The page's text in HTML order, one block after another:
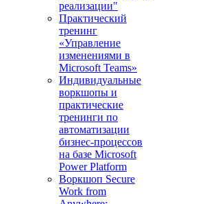
реализации"
Практический
тренинг
«Управление
изменениями в
Microsoft Teams»
Индивидуальные
воркшопы и
практические
тренинги по
автоматизации
бизнес-процессов
на базе Microsoft
Power Platform
Воркшоп Secure
Work from